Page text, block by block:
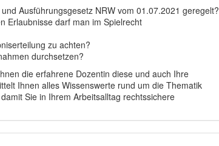
Ausführungsgesetz NRW vom 01.07.2021 geregelt?
Erlaubnisse darf man im Spielrecht
zu achten?
durchsetzen?
die erfahrene Dozentin diese und auch Ihre
Ihnen alles Wissenswerte rund um die Thematik
Sie in Ihrem Arbeitsalltag rechtssichere